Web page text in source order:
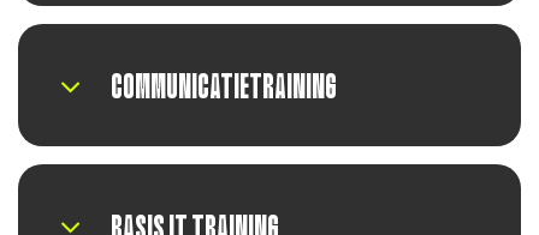
COMMUNICATIETRAINING
BASIS IT TRAINING